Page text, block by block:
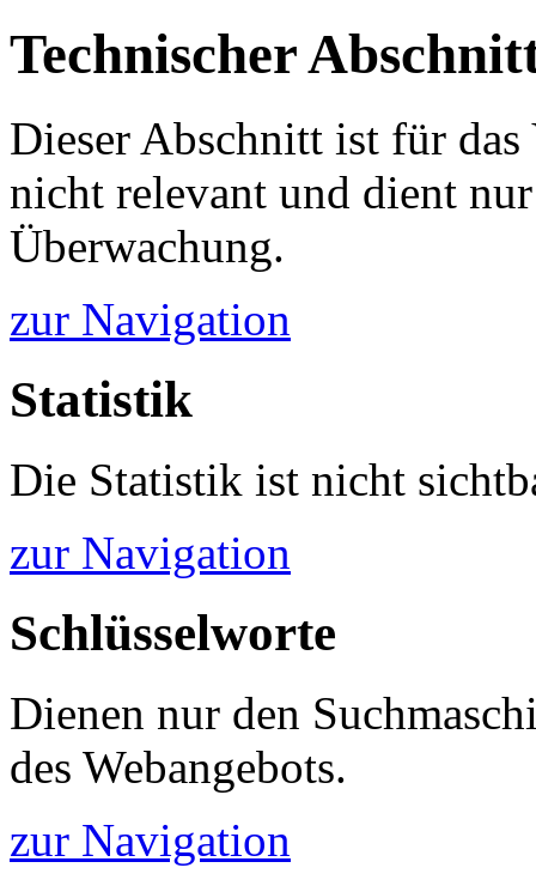
Technischer
Dieser Abschnitt ist für das
nicht relevant und dient
Überwachung.
zur Navigation
Statistik
Die Statistik ist nicht
zur Navigation
Schlüsselworte
Dienen nur den
des Webangebots.
zur Navigation